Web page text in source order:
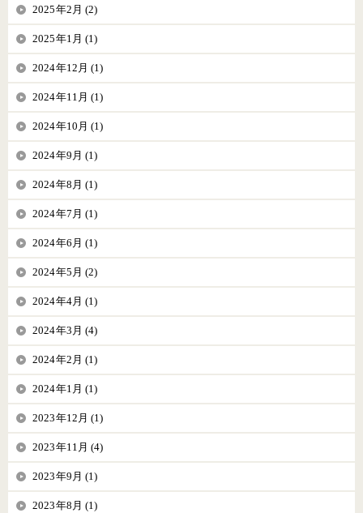
2025年2月 (2)
2025年1月 (1)
2024年12月 (1)
2024年11月 (1)
2024年10月 (1)
2024年9月 (1)
2024年8月 (1)
2024年7月 (1)
2024年6月 (1)
2024年5月 (2)
2024年4月 (1)
2024年3月 (4)
2024年2月 (1)
2024年1月 (1)
2023年12月 (1)
2023年11月 (4)
2023年9月 (1)
2023年8月 (1)